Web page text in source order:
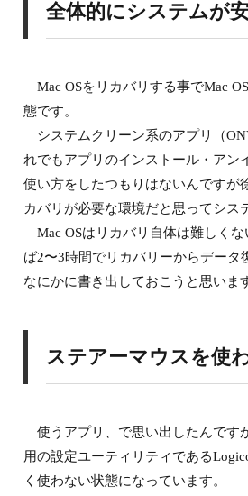
全体的にシステムが
Mac OSをリカバリする事でMac
態です。
システムクリーン系のアプリ（
れでもアプリのインストール・アン
使い方をしたつもりはないんですが
カバリが必要な環境だと思ってシス
Mac OSはリカバリ自体は難しく
ば2〜3時間でリカバリーからデー
なにかに書き出しておこうと思いま
ステアーマウスを使
使うアプリ、で思い出したんです
用の設定ユーティリティである
く使わない状態になっています。